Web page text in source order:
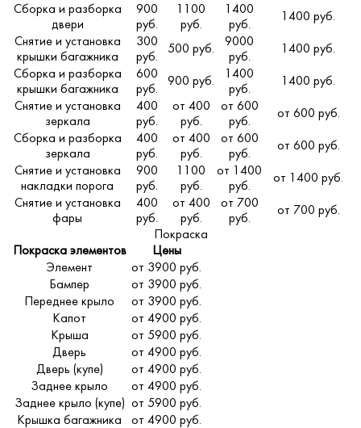
Сборка и разборка
двери
900
руб.
1100
руб.
1400
руб.
1400 руб.
Снятие и установка
крышки багажника
300
руб.
500 руб.
9000
руб.
1400 руб.
Сборка и разборка
крышки багажника
600
руб.
900 руб.
1400
руб.
1400 руб.
Снятие и установка
зеркала
400
руб.
от 400
руб.
от 600
руб.
от 600 руб.
Сборка и разборка
зеркала
400
руб.
от 400
руб.
от 600
руб.
от 600 руб.
Снятие и установка
накладки порога
900
руб.
1100
руб.
от 1400
руб.
от 1400 руб.
Снятие и установка
фары
400
руб.
от 400
руб.
от 700
руб.
от 700 руб.
Покраска
Покраска элементов
Цены
Элемент
от 3900 руб.
Бампер
от 3900 руб.
Переднее крыло
от 3900 руб.
Капот
от 4900 руб.
Крыша
от 5900 руб.
Дверь
от 4900 руб.
Дверь (купе)
от 4900 руб.
Заднее крыло
от 4900 руб.
Заднее крыло (купе) от 5900 руб.
Крышка багажника
от 4900 руб.